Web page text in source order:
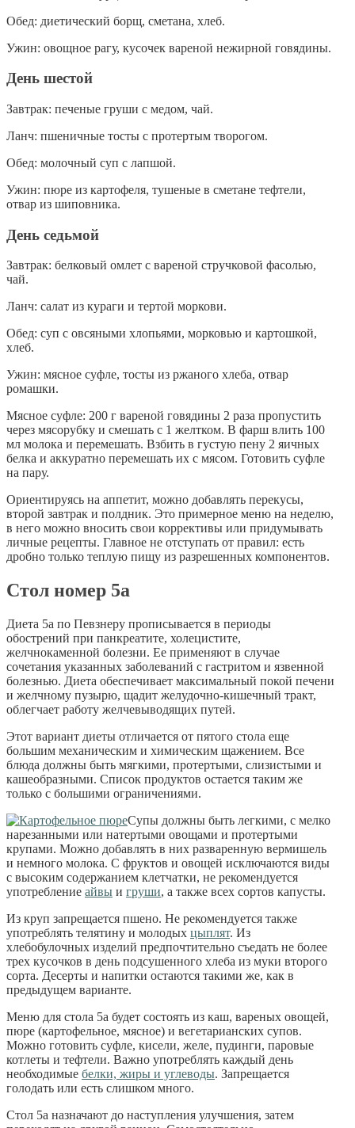
Обед: диетический борщ, сметана, хлеб.
Ужин: овощное рагу, кусочек вареной нежирной говядины.
День шестой
Завтрак: печеные груши с медом, чай.
Ланч: пшеничные тосты с протертым творогом.
Обед: молочный суп с лапшой.
Ужин: пюре из картофеля, тушеные в сметане тефтели,
отвар из шиповника.
День седьмой
Завтрак: белковый омлет с вареной стручковой фасолью,
чай.
Ланч: салат из кураги и тертой моркови.
Обед: суп с овсяными хлопьями, морковью и картошкой,
хлеб.
Ужин: мясное суфле, тосты из ржаного хлеба, отвар
ромашки.
Мясное суфле: 200 г вареной говядины 2 раза пропустить
через мясорубку и смешать с 1 желтком. В фарш влить 100
мл молока и перемешать. Взбить в густую пену 2 яичных
белка и аккуратно перемешать их с мясом. Готовить суфле
на пару.
Ориентируясь на аппетит, можно добавлять перекусы,
второй завтрак и полдник. Это примерное меню на неделю,
в него можно вносить свои коррективы или придумывать
личные рецепты. Главное не отступать от правил: есть
дробно только теплую пищу из разрешенных компонентов.
Стол номер 5а
Диета 5а по Певзнеру прописывается в периоды
обострений при панкреатите, холецистите,
желчнокаменной болезни. Ее применяют в случае
сочетания указанных заболеваний с гастритом и язвенной
болезнью. Диета обеспечивает максимальный покой печени
и желчному пузырю, щадит желудочно-кишечный тракт,
облегчает работу желчевыводящих путей.
Этот вариант диеты отличается от пятого стола еще
большим механическим и химическим щажением. Все
блюда должны быть мягкими, протертыми, слизистыми и
кашеобразными. Список продуктов остается таким же
только с большими ограничениями.
Супы должны быть легкими, с мелко
нарезанными или натертыми овощами и протертыми
крупами. Можно добавлять в них разваренную вермишель
и немного молока. С фруктов и овощей исключаются виды
с высоким содержанием клетчатки, не рекомендуется
употребление айвы и груши, а также всех сортов капусты.
Из круп запрещается пшено. Не рекомендуется также
употреблять телятину и молодых цыплят. Из
хлебобулочных изделий предпочтительно съедать не более
трех кусочков в день подсушенного хлеба из муки второго
сорта. Десерты и напитки остаются такими же, как в
предыдущем варианте.
Меню для стола 5а будет состоять из каш, вареных овощей,
пюре (картофельное, мясное) и вегетарианских супов.
Можно готовить суфле, кисели, желе, пудинги, паровые
котлеты и тефтели. Важно употреблять каждый день
необходимые белки, жиры и углеводы. Запрещается
голодать или есть слишком много.
Стол 5а назначают до наступления улучшения, затем